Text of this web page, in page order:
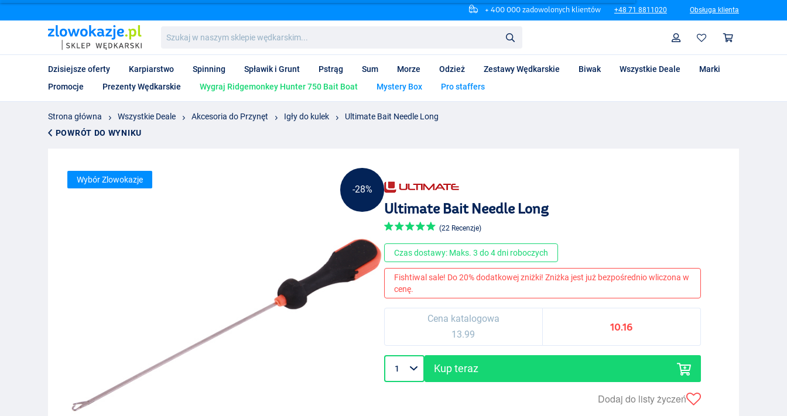
+ 400 000 zadowolonych klientów +48 71 8811020 Obsługa klienta
w
naszym
wędkarskim...
Profil
Dzisiejsze oferty Karpiarstwo Spinning Spławik i Grunt Pstrąg Sum Morze Odzież Zestawy Wędkarskie Biwak Wszystkie Deale
Marki
Promocje
Prezenty Wędkarskie Wygraj Ridgemonkey Hunter 750 Bait Boat Mystery Box Pro staffers
Strona główna Wszystkie Deale Akcesoria do Przynęt Igły do kulek
Ultimate Bait Needle Long
POWRÓT DO WYNIKU
-28%
Wybór Zlowokazje
Ultimate Bait Needle Long
(22 Recenzje)
Czas dostawy: Maks. 3 do 4 dni roboczych
Fishtiwal sale! Do 20% dodatkowej zniżki! Zniżka jest już bezpośrednio wliczona w
cenę.
Cena katalogowa
13.99
10.16
Kup teraz
Dodaj do listy życzeń